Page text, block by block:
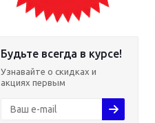
Будьте всегда в курсе!
Узнавайте о скидках и
акциях первым